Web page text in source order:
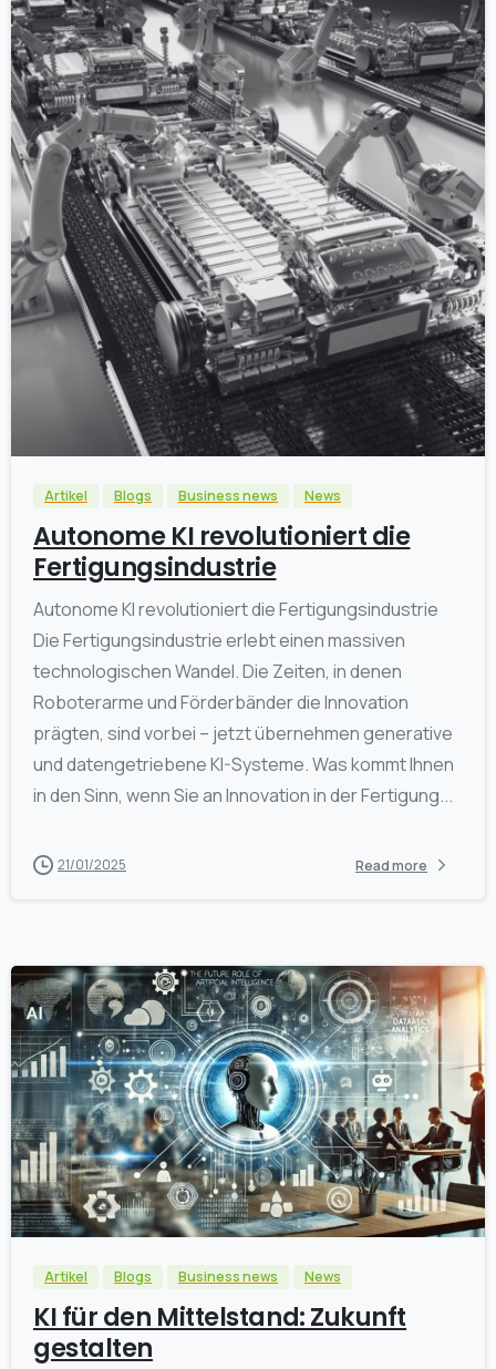
0
Artikel Blogs Business news News
Autonome KI revolutioniert die
Fertigungsindustrie
Autonome KI revolutioniert die Fertigungsindustrie
Die Fertigungsindustrie erlebt einen massiven
technologischen Wandel. Die Zeiten, in denen
Roboterarme und Förderbänder die Innovation
prägten, sind vorbei – jetzt übernehmen generative
und datengetriebene KI-Systeme. Was kommt Ihnen
in den Sinn, wenn Sie an Innovation in der Fertigung...
21/01/2025 Read more
0
Artikel Blogs Business news News
KI für den Mittelstand: Zukunft
gestalten